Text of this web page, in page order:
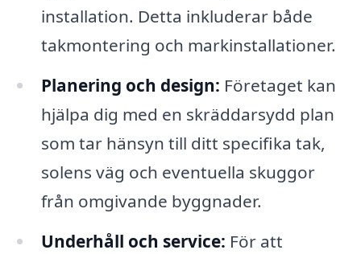
installation. Detta inkluderar både
takmontering och markinstallationer.
Planering och design: Företaget kan
hjälpa dig med en skräddarsydd plan
som tar hänsyn till ditt specifika tak,
solens väg och eventuella skuggor
från omgivande byggnader.
Underhåll och service: För att